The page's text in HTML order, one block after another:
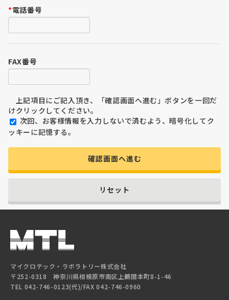
*電話番号
FAX番号
上記項目にご記入頂き、「確認画面へ進む」ボタンを一回だ
けクリックしてください。
ッキーに記憶する。
確認画面へ進む
リセット
マイクロテック・ラボラトリー株式会社
〒252-0318 神奈川県相模原市南区上鶴間本町8-1-46
TEL 042-746-0123(代)/FAX 042-746-0960